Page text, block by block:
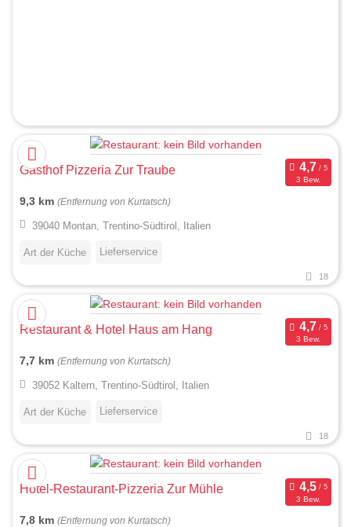
Gasthof Pizzeria Zur Traube
3 Bew.
9,3 km (Entfernung von Kurtatsch)
39040 Montan, Trentino-Südtirol, Italien
Art der Küche Lieferservice
18
Restaurant & Hotel Haus am Hang
3 Bew.
7,7 km (Entfernung von Kurtatsch)
39052 Kaltern, Trentino-Südtirol, Italien
Art der Küche Lieferservice
18
Hotel-Restaurant-Pizzeria Zur Mühle
3 Bew.
7,8 km (Entfernung von Kurtatsch)